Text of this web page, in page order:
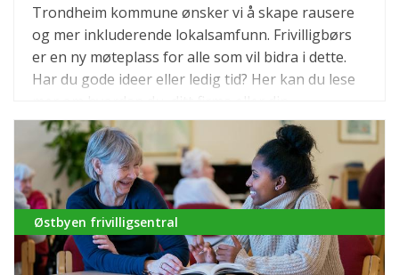
Trondheim kommune ønsker vi å skape rausere
og mer inkluderende lokalsamfunn. Frivilligbørs
er en ny møteplass for alle som vil bidra i dette.
Har du gode ideer eller ledig tid? Her kan du lese
organisasjon kan bidra.
Østbyen frivilligsentral